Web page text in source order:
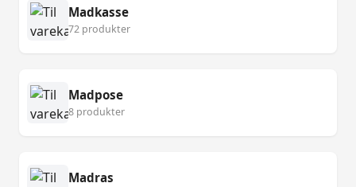
Madkasse
72 produkter
Madpose
8 produkter
Madras